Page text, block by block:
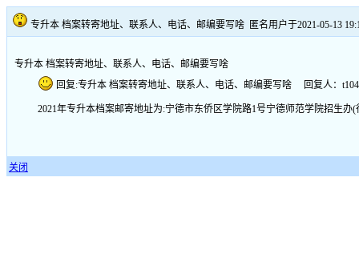
专升本 档案转寄地址、联系人、电话、邮编要写啥 匿名用户于2021-05-13
专升本 档案转寄地址、联系人、电话、邮编要写啥
回复:专升本 档案转寄地址、联系人、电话、邮编要写啥 回复人：
2021年专升本档案邮寄地址为:宁德市东侨区学院路1号宁德师范学院招生办(
关闭